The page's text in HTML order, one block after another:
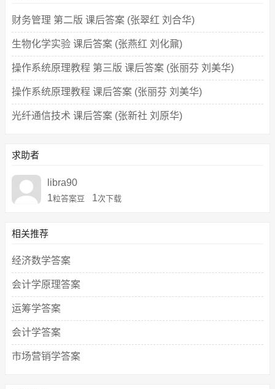
财务管理 第二版 课后答案 (张翠红 刘合华)
生物化学实验 课后答案 (张燕红 刘化鼐)
操作系统原理教程 第三版 课后答案 (张丽芬 刘美华)
操作系统原理教程 课后答案 (张丽芬 刘美华)
光纤通信技术 课后答案 (张新社 刘原华)
求助者
libra90
1粒答案豆 1次下载
相关推荐
经济数学答案
会计学原理答案
运筹学答案
会计学答案
市场营销学答案